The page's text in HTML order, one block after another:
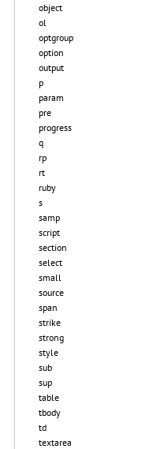
object
ol
optgroup
option
output
p
param
pre
progress
q
rp
rt
ruby
s
samp
script
section
select
small
source
span
strike
strong
style
sub
sup
table
tbody
td
textarea